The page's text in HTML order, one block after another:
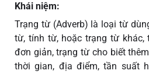
Khái niệm:
Trạng từ (Adverb) là loại từ
từ, tính từ, hoặc trạng từ khác,
đơn giản, trạng từ cho biết
thời gian, địa điểm, tần suất